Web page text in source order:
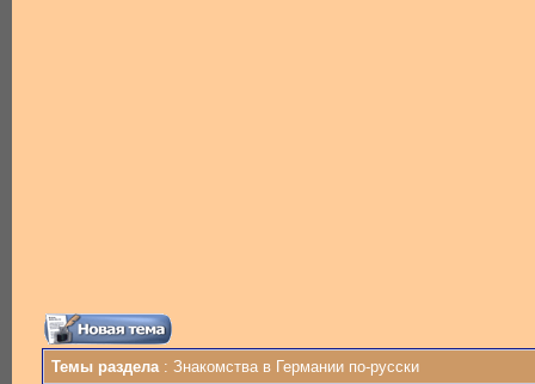
Темы раздела: Знакомства в Германии по-русски